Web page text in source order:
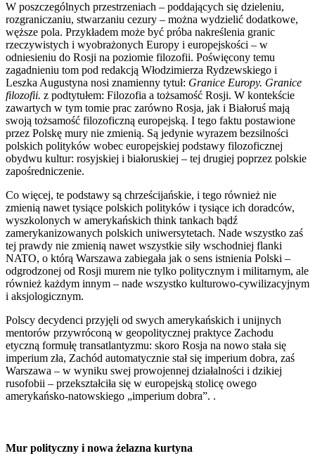
W poszczególnych przestrzeniach – poddających się dzieleniu,
rozgraniczaniu, stwarzaniu cezury – można wydzielić dodatkowe,
węższe pola. Przykładem może być próba nakreślenia granic
rzeczywistych i wyobrażonych Europy i europejskości – w
odniesieniu do Rosji na poziomie filozofii. Poświęcony temu
zagadnieniu tom pod redakcją Włodzimierza Rydzewskiego i
Leszka Augustyna nosi znamienny tytuł: Granice Europy. Granice
filozofii. z podtytułem: Filozofia a tożsamość Rosji. W kontekście
zawartych w tym tomie prac zarówno Rosja, jak i Białoruś mają
swoją tożsamość filozoficzną europejską. I tego faktu postawione
przez Polskę mury nie zmienią. Są jedynie wyrazem bezsilności
polskich polityków wobec europejskiej podstawy filozoficznej
obydwu kultur: rosyjskiej i białoruskiej – tej drugiej poprzez polskie
zapośredniczenie.
Co więcej, te podstawy są chrześcijańskie, i tego również nie
zmienią nawet tysiące polskich polityków i tysiące ich doradców,
wyszkolonych w amerykańskich think tankach bądź
zamerykanizowanych polskich uniwersytetach. Nade wszystko zaś
tej prawdy nie zmienią nawet wszystkie siły wschodniej flanki
NATO, o którą Warszawa zabiegała jak o sens istnienia Polski –
odgrodzonej od Rosji murem nie tylko politycznym i militarnym, ale
również każdym innym – nade wszystko kulturowo-cywilizacyjnym
i aksjologicznym.
Polscy decydenci przyjęli od swych amerykańskich i unijnych
mentorów przywróconą w geopolitycznej praktyce Zachodu
etyczną formułę transatlantyzmu: skoro Rosja na nowo stała się
imperium zła, Zachód automatycznie stał się imperium dobra, zaś
Warszawa – w wyniku swej prowojennej działalności i dzikiej
rusofobii – przekształciła się w europejską stolicę owego
amerykańsko-natowskiego „imperium dobra”. .
Mur polityczny i nowa żelazna kurtyna